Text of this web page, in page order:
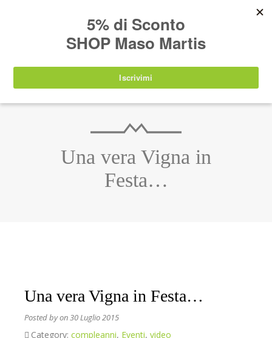
IT EN DE SHOP
Una vera Vigna in
Festa…
Una vera Vigna in Festa…
Posted byon 30 Luglio 2015
Category: compleanni, Eventi, video
nuovamente disponibili a partire da
agosto 2026.